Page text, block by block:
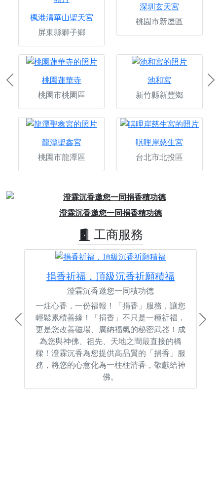
楓港清華山聖天宮
屏東縣獅子鄉
深圳玄天宮
桃園市新屋區
桃園蓮華寺
桃園市桃園區
池和宮
新竹縣新豐鄉
龍潭聖鑫宮
桃園市龍潭區
唭哩岸慈生宮
台北市北投區
Previous
澄霖沉香邀您一同捐香積功德
工商服務
捐香祈福，頂級沉香祈願積福
澄霖沉香邀您一同積功德
一炷心香，一份福報！「捐香」服務，讓您
輕鬆累積善緣！「捐香」不只是一種祈福，
更是您改善磁場、廣納福氣的秘密武器！成
為您與神佛、祖先、天地之間最直接的橋
樑！澄霖沉香為您提供高品質的「捐香」服
務，將您的心意化為一柱柱清香，敬獻給神
佛。
Previous Next